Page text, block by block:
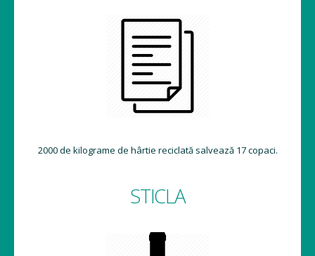
2000 de kilograme de hârtie reciclată salvează 17 copaci.
STICLA